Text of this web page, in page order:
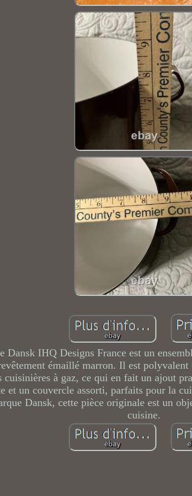
IHQ Designs France est un
émaillé marron. Il est
cuisinières à gaz, ce qui en fait un ajout
et un couvercle assorti, parfaits pour la
Dansk, cette pièce originale est un
cuisine.